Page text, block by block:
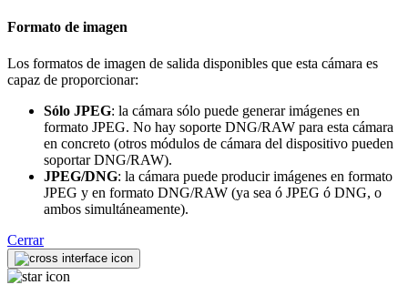
Formato de imagen
Los formatos de imagen de salida disponibles que esta cámara es
capaz de proporcionar:
Sólo JPEG: la cámara sólo puede generar imágenes en
formato JPEG. No hay soporte DNG/RAW para esta cámara
en concreto (otros módulos de cámara del dispositivo pueden
soportar DNG/RAW).
JPEG/DNG: la cámara puede producir imágenes en formato
JPEG y en formato DNG/RAW (ya sea ó JPEG ó DNG, o
ambos simultáneamente).
Cerrar